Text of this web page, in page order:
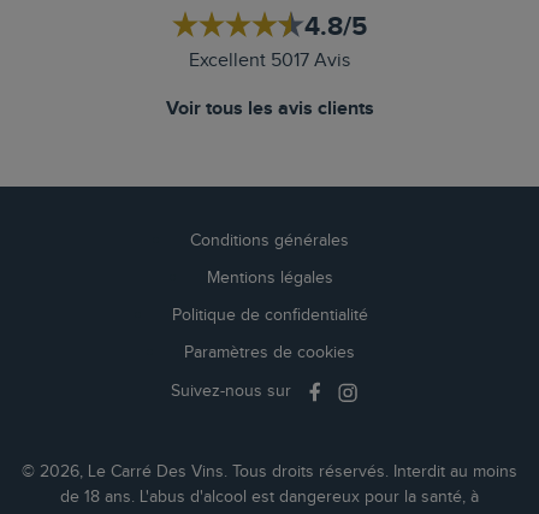
4.8/5
Excellent 5017 Avis
Voir tous les avis clients
Conditions générales
Mentions légales
Politique de confidentialité
Paramètres de cookies
Suivez-nous sur
© 2026, Le Carré Des Vins. Tous droits réservés. Interdit au moins
de 18 ans. L'abus d'alcool est dangereux pour la santé, à